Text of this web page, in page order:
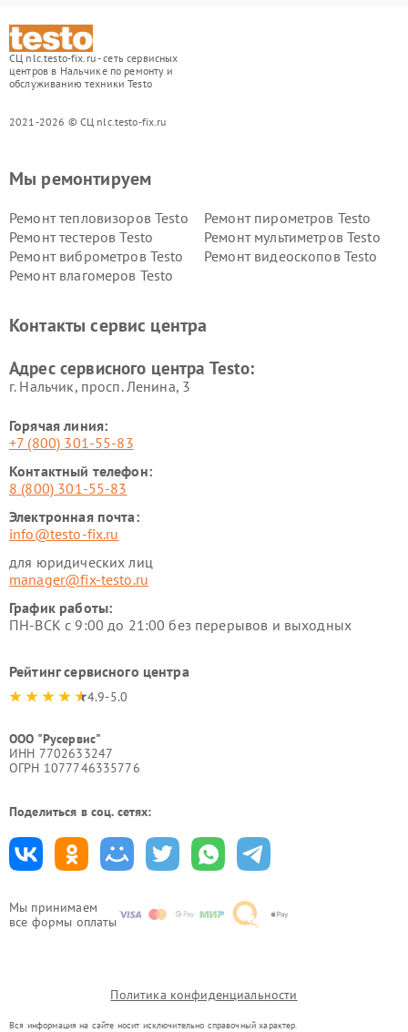
СЦ nlc.testo-fix.ru - сеть сервисных
центров в Нальчике по ремонту и
обслуживанию техники Testo
2021-2026 © СЦ nlc.testo-fix.ru
Мы принимаем
все формы оплаты
Мы ремонтируем
Ремонт тепловизоров Testo
Ремонт пирометров Testo
Ремонт тестеров Testo
Ремонт мультиметров Testo
Ремонт виброметров Testo
Ремонт видеоскопов Testo
Ремонт влагомеров Testo
Контакты сервис центра
Адрес сервисного центра Testo:
г. Нальчик, просп. Ленина, 3
Горячая линия:
+7 (800) 301-55-83
Контактный телефон:
8 (800) 301-55-83
Электронная почта:
info@testo-fix.ru
для юридических лиц
manager@fix-testo.ru
График работы:
ПН-ВСК с 9:00 до 21:00 без перерывов и выходных
Рейтинг сервисного центра
4.9-5.0
ООО "Русервис"
ИНН 7702633247
ОГРН 1077746335776
Поделиться в соц. сетях:
Политика конфиденциальности
Вся информация на сайте носит исключительно справочный характер.